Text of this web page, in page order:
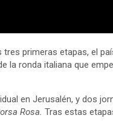
primeras etapas, el
la ronda italiana que
en Jerusalén, y dos
Rosa. Tras estas